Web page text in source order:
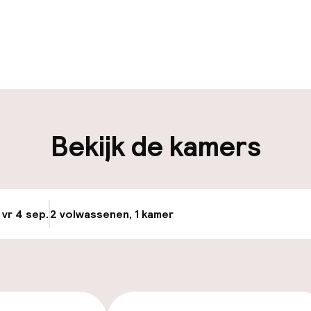
Fietsverhuur
Bekijk de kamers
4 sep.2 volwassenen, 1 kamer